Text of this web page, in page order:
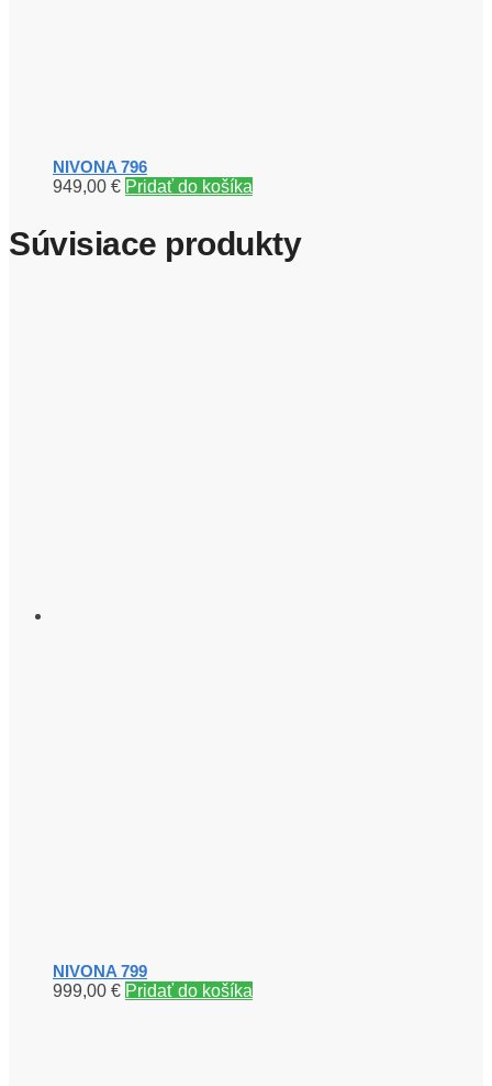
NIVONA 796
949,00 € Pridať do košíka
Súvisiace produkty
NIVONA 799
999,00 € Pridať do košíka